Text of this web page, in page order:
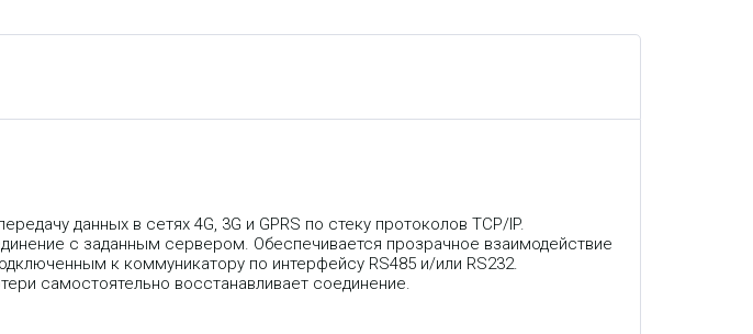
данных в сетях 4G, 3G и GPRS по стеку протоколов TCP/IP.
с заданным сервером. Обеспечивается прозрачное взаимодействие
к коммуникатору по интерфейсу RS485 и/или RS232.
самостоятельно восстанавливает соединение.